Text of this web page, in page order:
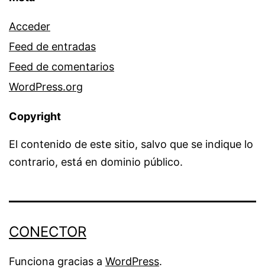
Acceder
Feed de entradas
Feed de comentarios
WordPress.org
Copyright
El contenido de este sitio, salvo que se indique lo
contrario, está en dominio público.
CONECTOR
Funciona gracias a WordPress.